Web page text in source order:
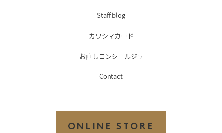
Staff blog
カワシマカード
お直しコンシェルジュ
Contact
ONLINE STORE